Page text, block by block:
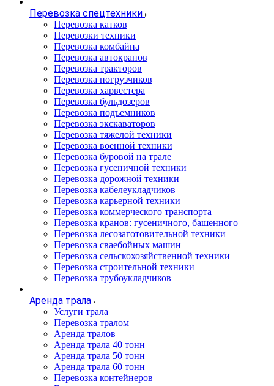
Перевозка спецтехники
Перевозка катков
Перевозки техники
Перевозка комбайна
Перевозка автокранов
Перевозка тракторов
Перевозка погрузчиков
Перевозка харвестера
Перевозка бульдозеров
Перевозка подъемников
Перевозка экскаваторов
Перевозка тяжелой техники
Перевозка военной техники
Перевозка буровой на трале
Перевозка гусеничной техники
Перевозка дорожной техники
Перевозка кабелеукладчиков
Перевозка карьерной техники
Перевозка коммерческого транспорта
Перевозка кранов: гусеничного, башенного
Перевозка лесозаготовительной техники
Перевозка сваебойных машин
Перевозка сельскохозяйственной техники
Перевозка строительной техники
Перевозка трубоукладчиков
Аренда трала
Услуги трала
Перевозка тралом
Аренда тралов
Аренда трала 40 тонн
Аренда трала 50 тонн
Аренда трала 60 тонн
Перевозка контейнеров